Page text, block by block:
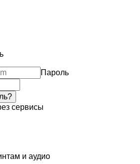
Пароль
сервисы
и аудио